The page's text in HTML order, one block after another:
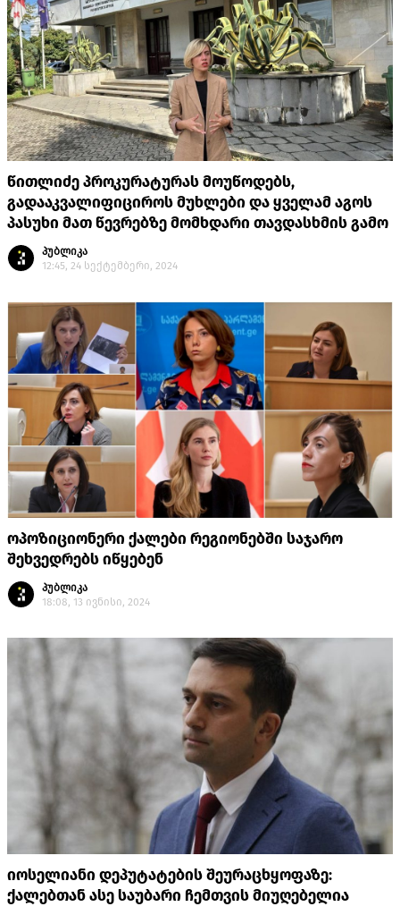
წითლიძე პროკურატურას მოუწოდებს,
გადააკვალიფიციროს მუხლები და ყველამ აგოს
პასუხი მათ წევრებზე მომხდარი თავდასხმის გამო
პუბლიკა
12:45, 24 სექტემბერი, 2024
ოპოზიციონერი ქალები რეგიონებში საჯარო
შეხვედრებს იწყებენ
პუბლიკა
18:08, 13 ივნისი, 2024
იოსელიანი დეპუტატების შეურაცხყოფაზე:
ქალებთან ასე საუბარი ჩემთვის მიუღებელია